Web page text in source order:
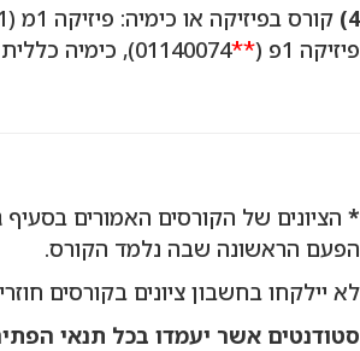
4)
פיזיקה 1פ (
**01140074), כימיה כללית (01250001).
* הציונים של הקורסים האמורים בסעיף
הפעם הראשונה שבה נלמד הקורס.
לא יילקחו בחשבון ציונים בקורסים
סטודנטים אשר יעמדו בכל תנאי